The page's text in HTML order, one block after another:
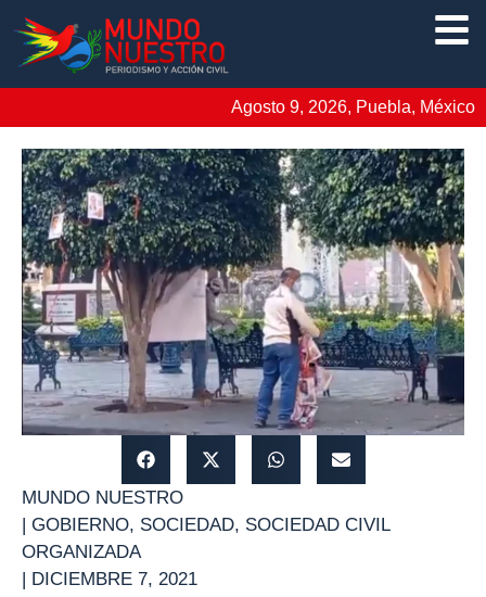
Agosto 9, 2026, Puebla, México
MUNDO NUESTRO
| GOBIERNO, SOCIEDAD, SOCIEDAD CIVIL
ORGANIZADA
| DICIEMBRE 7, 2021